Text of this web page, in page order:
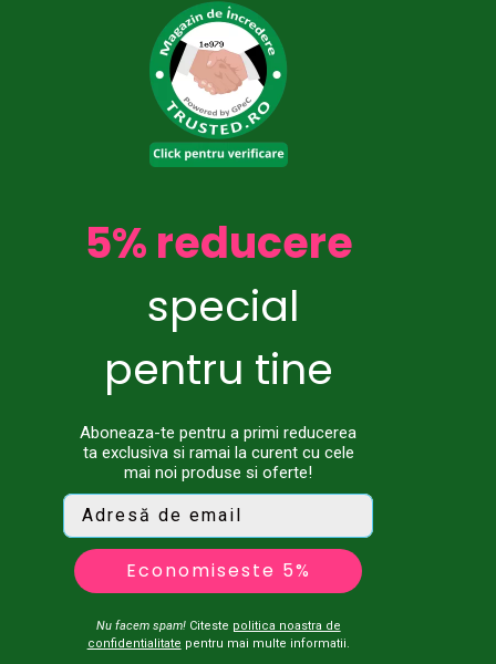
5% reducere
special
pentru tine
Aboneaza-te pentru a primi reducerea
ta exclusiva si ramai la curent cu cele
mai noi produse si oferte!
Economiseste 5%
Nu facem spam!Citeste politica noastra de
confidentialitate pentru mai multe informatii.